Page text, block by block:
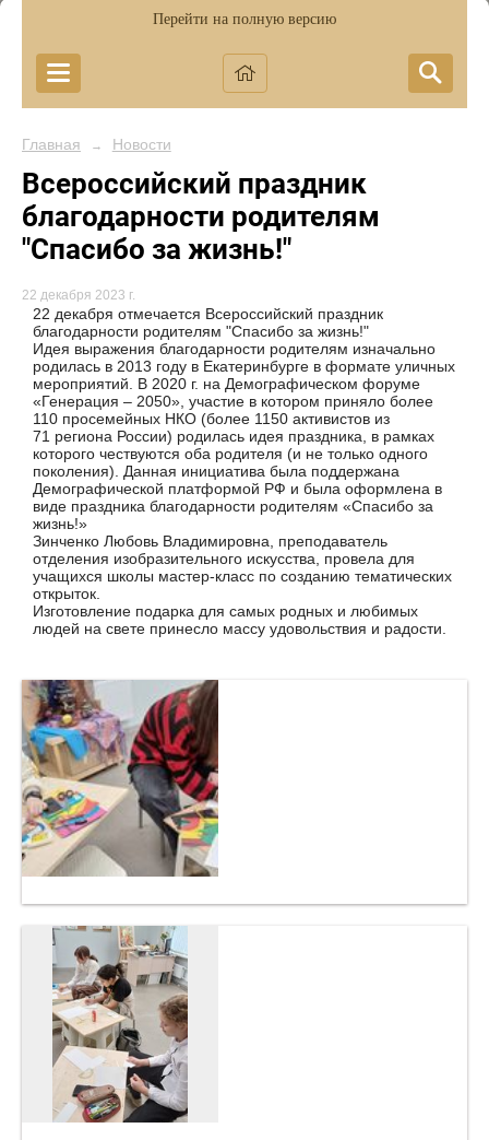
Перейти на полную версию
Главная → Новости
Всероссийский праздник
благодарности родителям
"Спасибо за жизнь!"
22 декабря 2023 г.
22 декабря отмечается Всероссийский праздник
благодарности родителям "Спасибо за жизнь!"
Идея выражения благодарности родителям изначально
родилась в 2013 году в Екатеринбурге в формате уличных
мероприятий. В 2020 г. на Демографическом форуме
«Генерация – 2050», участие в котором приняло более
110 просемейных НКО (более 1150 активистов из
71 региона России) родилась идея праздника, в рамках
которого чествуются оба родителя (и не только одного
поколения). Данная инициатива была поддержана
Демографической платформой РФ и была оформлена в
виде праздника благодарности родителям «Спасибо за
жизнь!»
Зинченко Любовь Владимировна, преподаватель
отделения изобразительного искусства, провела для
учащихся школы мастер-класс по созданию тематических
открыток.
Изготовление подарка для самых родных и любимых
людей на свете принесло массу удовольствия и радости.